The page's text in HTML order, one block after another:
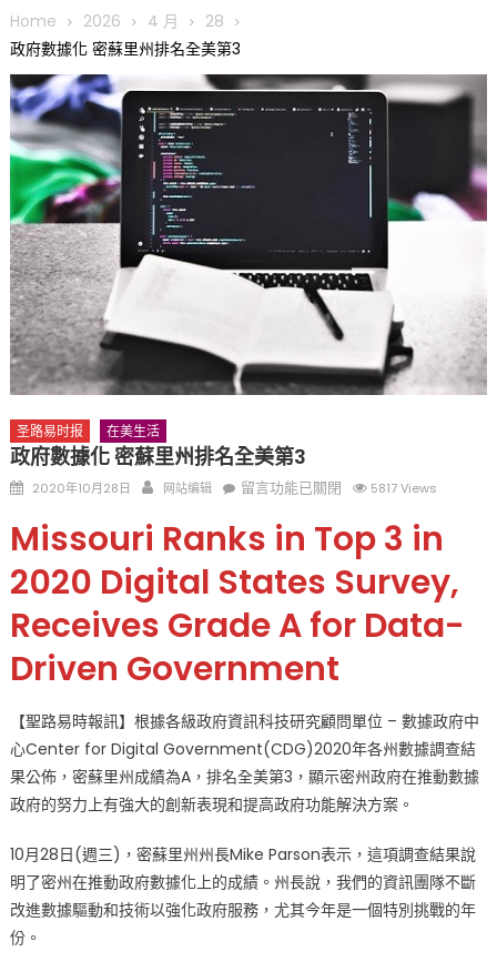
趣 + 水上竞速魅力
三十二载跨越时空的相逢
执掌密苏里植物园近四十年 致力推动全球植物多样性研究与中美
合作 Peter Raven 博士逝世 享年89岁
一晃三十年，初夏又相逢。中华日，等你来赴约 —— 密苏里植物
园“中华日三十周年特别报道（五）
筝声与琴韵交汇：刘励(Li Statler)与钢琴家Darek演绎一场古筝
与钢琴的精彩对话
Home 2026 4 月
28
政府數據化 密蘇里州排名全美第3
圣路易时报 在美生活
政府數據化 密蘇里州排名全美第3
Posted
2020年10月28日 Author
网站编辑
在
府
據
化
密
蘇
州
名
全
美
中
留言功能已關閉 5817 Views
Missouri Ranks in Top 3 in
2020 Digital States Survey,
Receives Grade A for Data-
Driven Government
【聖路易時報訊】根據各級政府資訊科技研究顧問單位 – 數據政府中
心Center for Digital Government(CDG)2020年各州數據調查結
果公佈，密蘇里州成績為A，排名全美第3，顯示密州政府在推動數據
政府的努力上有強大的創新表現和提高政府功能解決方案。
10月28日(週三)，密蘇里州州長Mike Parson表示，這項調查結果說
明了密州在推動政府數據化上的成績。州長說，我們的資訊團隊不斷
改進數據驅動和技術以強化政府服務，尤其今年是一個特別挑戰的年
份。